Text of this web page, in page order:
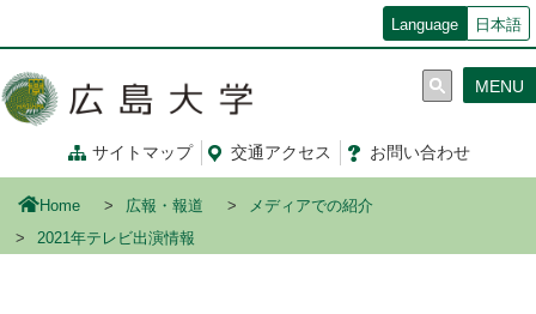
コ
ン
移
Language 日本語
サイトマップ 交通アクセス お問い合わせ
MENU
Home 広報・報道
メディアでの紹介
2021年テレビ出演情報